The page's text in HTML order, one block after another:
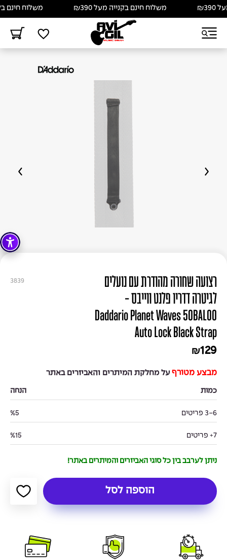
משלוח חינם בקנייה מעל ₪390 משלוח חינם
3839
רצועה שחורה מהודרת עם נועלים
לגיטרה דדריו פלנט ווייבס -
Daddario Planet Waves 50BAL00
Auto Lock Black Strap
₪129
מבצע מטורף על מחלקת המיתרים והאביזרים באתר
כמות הנחה
3-6 פריטים %5
7+ פריטים %15
ניתן לערבב בין כל סוגי האביזרים והמיתרים באתר!
הוספה לסל